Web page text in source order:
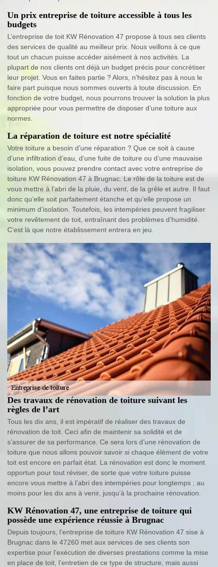
Un prix entreprise de toiture accessible à tous les
budgets
L’entreprise de toit KW Rénovation 47 propose à tous ses clients
des services de qualité au meilleur prix. Nous veillons à ce que
tout un chacun puisse accéder aisément à nos activités. La
plupart de nos clients ont déjà un budget précis pour concrétiser
leur projet. Vous en faites partie ? Alors, n’hésitez pas à nous le
faire part puisque nous sommes ouverts à toute discussion. En
fonction de votre budget, nous pourrons trouver la solution la plus
appropriée pour vous permettre de disposer d’une toiture aux
normes.
La réparation de toiture est notre spécialité
Votre toiture a besoin d’une réparation ? Que ce soit à cause
d’une infiltration d’eau, d’une fuite de toiture ou d’une mauvaise
isolation, vous pouvez prendre contact avec votre entreprise de
toiture KW Rénovation 47 à Brugnac. Le rôle de la toiture est de
vous mettre à l’abri de la pluie, du vent, de la grêle et autre. Il faut
donc qu’elle soit parfaitement étanche et qu’elle propose un
minimum d’isolation. Toutefois, les intempéries peuvent fragiliser
votre revêtement de toit, entraînant des problèmes d’humidité.
C’est là que notre établissement entrera en jeu.
Des travaux de rénovation de toiture suivant les
règles de l’art
Tous les dix ans, il est impératif de réaliser des travaux de
rénovation de toit. Ceci afin de maintenir sa solidité et de
s’assurer de sa performance. Ce sera lors d’une rénovation de
toiture que nous allons pouvoir savoir si chaque élément de votre
toit est encore en parfait état. La rénovation est donc le moment
opportun pour tout réviser, de sorte que votre toiture puisse
encore vous mettre à l’abri des intempéries pour longtemps ; au
moins pour les dix ans à venir, jusqu’à la prochaine rénovation.
KW Rénovation 47, une entreprise de toiture qui
possède une expérience réussie à Brugnac
Depuis toujours, l’entreprise de toiture KW Rénovation 47 sise à
Brugnac dans le 47260 met aux services de ses clients son
expertise pour l’exécution de diverses prestations comme la mise
en place de toit, l’entretien de ce type de structure, mais aussi